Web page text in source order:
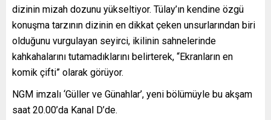
dizinin mizah dozunu yükseltiyor. Tülay’ın kendine özgü
konuşma tarzının dizinin en dikkat çeken unsurlarından biri
olduğunu vurgulayan seyirci, ikilinin sahnelerinde
kahkahalarını tutamadıklarını belirterek, “Ekranların en
komik çifti” olarak görüyor.
NGM imzalı ‘Güller ve Günahlar’, yeni bölümüyle bu akşam
saat 20.00’da Kanal D’de.